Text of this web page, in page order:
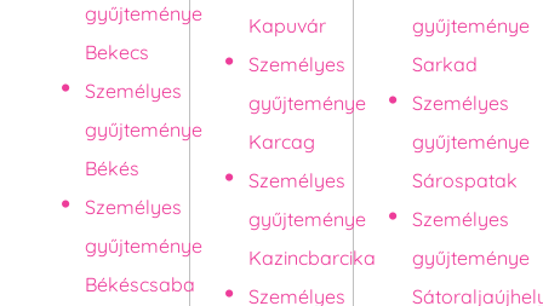
gyűjteménye
Bekecs
Személyes
gyűjteménye
Békés
Személyes
gyűjteménye
Békéscsaba
Kapuvár
Személyes
gyűjteménye
Karcag
Személyes
gyűjteménye
Kazincbarcika
Személyes
gyűjteménye
Sarkad
Személyes
gyűjteménye
Sárospatak
Személyes
gyűjteménye